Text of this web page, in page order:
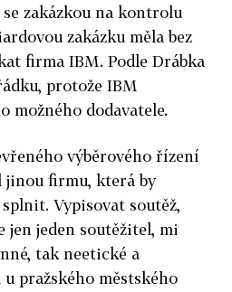
zakázkou na kontrolu
zakázku měla bez
firma IBM. Podle Drábka
protože IBM
možného dodavatele.
výběrového řízení
jinou firmu, která by
Vypisovat soutěž,
jen jeden soutěžitel, mi
tak neetické a
pražského městského